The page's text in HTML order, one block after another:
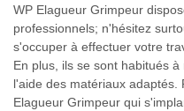
WP Elagueur Grimpeur
professionnels; n'hésitez
s'occuper à effectuer votre
En plus, ils se sont habitués
l'aide des matériaux adaptés.
Elagueur Grimpeur qui